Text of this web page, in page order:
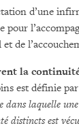
d’une
pour
de
la
est définie
dans laquelle
distincts est